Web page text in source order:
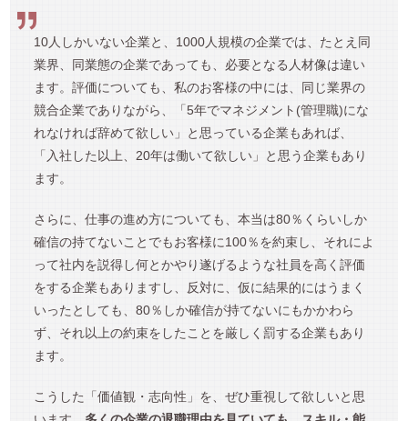
10人しかいない企業と、1000人規模の企業では、たとえ同
業界、同業態の企業であっても、必要となる人材像は違い
ます。評価についても、私のお客様の中には、同じ業界の
競合企業でありながら、「5年でマネジメント(管理職)にな
れなければ辞めて欲しい」と思っている企業もあれば、
「入社した以上、20年は働いて欲しい」と思う企業もあり
ます。
さらに、仕事の進め方についても、本当は80％くらいしか
確信の持てないことでもお客様に100％を約束し、それによ
って社内を説得し何とかやり遂げるような社員を高く評価
をする企業もありますし、反対に、仮に結果的にはうまく
いったとしても、80％しか確信が持てないにもかかわら
ず、それ以上の約束をしたことを厳しく罰する企業もあり
ます。
こうした「価値観・志向性」を、ぜひ重視して欲しいと思